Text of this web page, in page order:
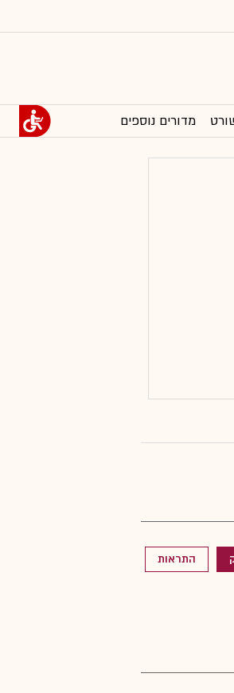
מדורים נוספים
התראות